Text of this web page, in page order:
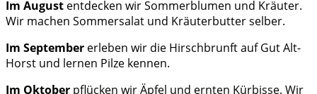
Im August entdecken wir Sommerblumen und Kräuter.
Wir machen Sommersalat und Kräuterbutter selber.
Im September erleben wir die Hirschbrunft auf Gut Alt-
Horst und lernen Pilze kennen.
Im Oktober pflücken wir Äpfel und ernten Kürbisse. Wir